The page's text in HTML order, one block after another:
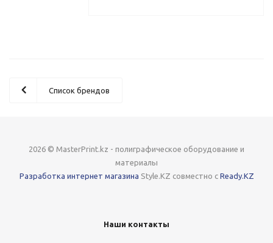
Список брендов
2026 © MasterPrint.kz - полиграфическое оборудование и
материалы
Разработка интернет магазина Style.KZ совместно с Ready.KZ
Наши контакты